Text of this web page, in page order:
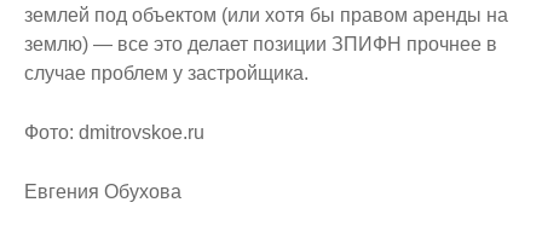
землей под объектом (или хотя бы правом аренды на
землю) — все это делает позиции ЗПИФН прочнее в
случае проблем у застройщика.
Фото: dmitrovskoe.ru
Евгения Обухова